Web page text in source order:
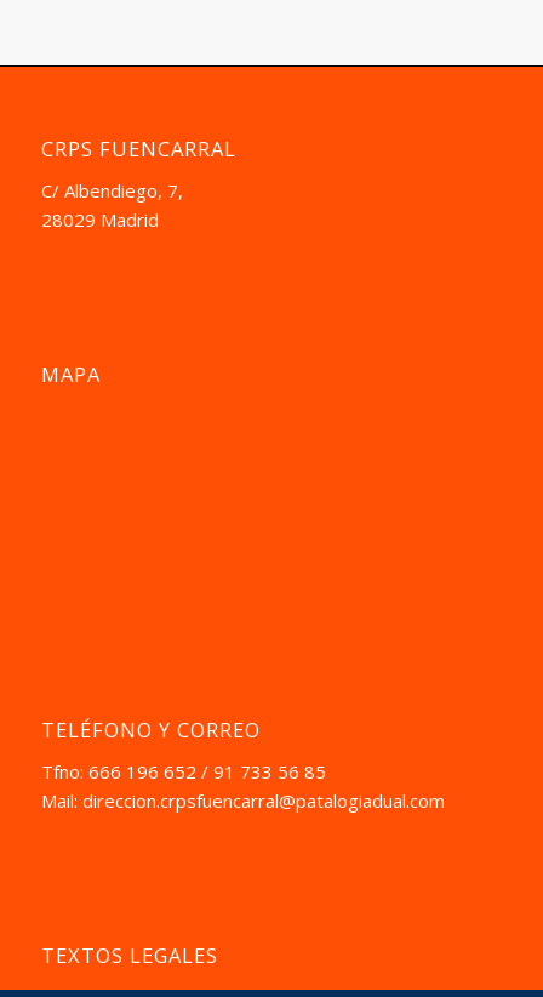
CRPS FUENCARRAL
C/ Albendiego, 7,
28029 Madrid
MAPA
TELÉFONO Y CORREO
Tfno: 666 196 652 / 91 733 56 85
Mail: direccion.crpsfuencarral@patalogiadual.com
TEXTOS LEGALES